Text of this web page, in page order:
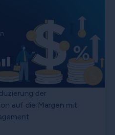
der
auf die Margen mit